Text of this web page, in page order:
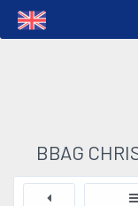
BBAG